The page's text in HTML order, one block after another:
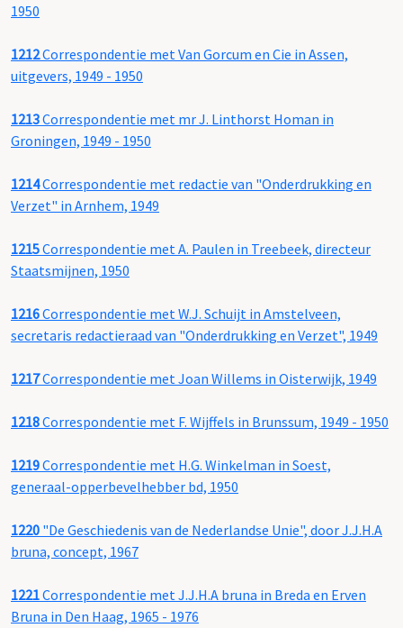
1950
1212Correspondentie met Van Gorcum en Cie in Assen,
uitgevers, 1949 - 1950
1213Correspondentie met mr J. Linthorst Homan in
Groningen, 1949 - 1950
1214Correspondentie met redactie van "Onderdrukking en
Verzet" in Arnhem, 1949
1215Correspondentie met A. Paulen in Treebeek, directeur
Staatsmijnen, 1950
1216Correspondentie met W.J. Schuijt in Amstelveen,
secretaris redactieraad van "Onderdrukking en Verzet", 1949
1217Correspondentie met Joan Willems in Oisterwijk, 1949
1218Correspondentie met F. Wijffels in Brunssum, 1949 - 1950
1219Correspondentie met H.G. Winkelman in Soest,
generaal-opperbevelhebber bd, 1950
1220 "De Geschiedenis van de Nederlandse Unie", door J.J.H.A
bruna, concept, 1967
1221Correspondentie met J.J.H.A bruna in Breda en Erven
Bruna in Den Haag, 1965 - 1976